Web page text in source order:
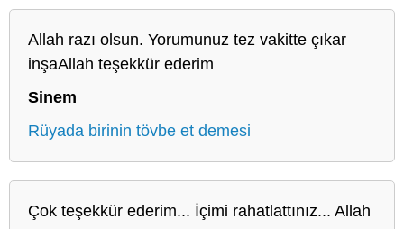
Allah razı olsun. Yorumunuz tez vakitte çıkar
inşaAllah teşekkür ederim
Sinem
Rüyada birinin tövbe et demesi
Çok teşekkür ederim... İçimi rahatlattınız... Allah